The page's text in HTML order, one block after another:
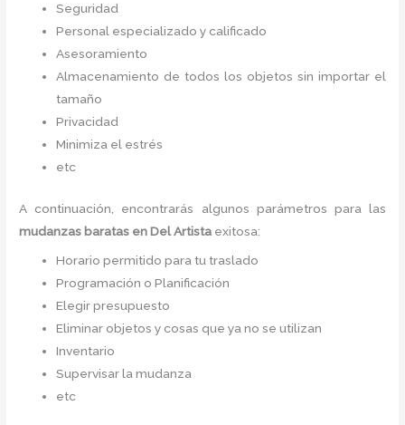
Seguridad
Personal especializado y calificado
Asesoramiento
Almacenamiento de todos los objetos sin importar el
tamaño
Privacidad
Minimiza el estrés
etc
A continuación, encontrarás algunos parámetros para las
mudanzas baratas en Del Artista exitosa:
Horario permitido para tu traslado
Programación o Planificación
Elegir presupuesto
Eliminar objetos y cosas que ya no se utilizan
Inventario
Supervisar la mudanza
etc